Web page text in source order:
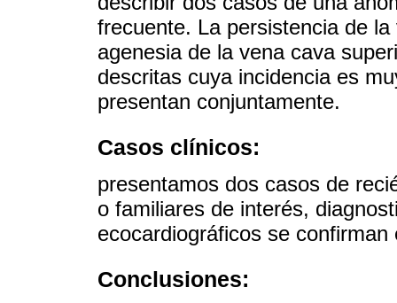
frecuente. La persistencia de
agenesia de la vena cava
descritas cuya incidencia es
presentan conjuntamente.
Casos clínicos:
presentamos dos casos de
o familiares de interés,
ecocardiográficos se
Conclusiones: